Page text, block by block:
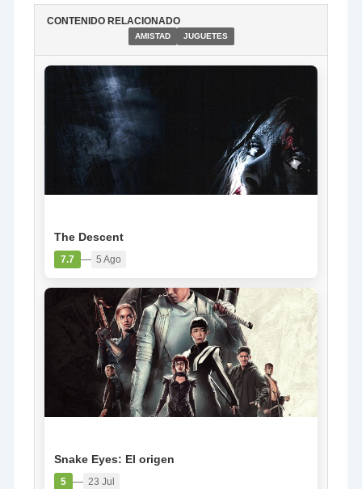
CONTENIDO RELACIONADO
AMISTAD JUGUETES
The Descent
7.7 — 5 Ago
Snake Eyes: El origen
5 — 23 Jul